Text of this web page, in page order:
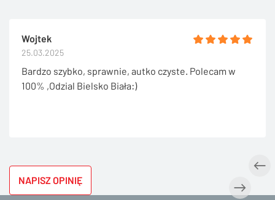
NAPISZ OPINIĘ
Wojtek
25.03.2025
Bardzo szybko, sprawnie, autko czyste. Polecam w
100% ,Odzial Bielsko Biała:)